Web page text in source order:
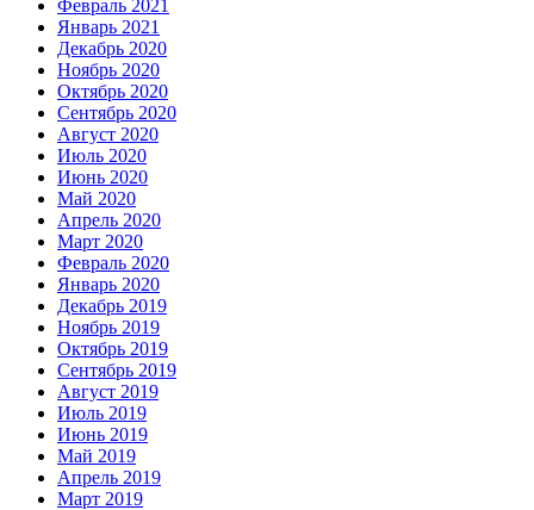
Февраль 2021
Январь 2021
Декабрь 2020
Ноябрь 2020
Октябрь 2020
Сентябрь 2020
Август 2020
Июль 2020
Июнь 2020
Май 2020
Апрель 2020
Март 2020
Февраль 2020
Январь 2020
Декабрь 2019
Ноябрь 2019
Октябрь 2019
Сентябрь 2019
Август 2019
Июль 2019
Июнь 2019
Май 2019
Апрель 2019
Март 2019